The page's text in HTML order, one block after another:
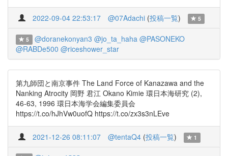
2022-09-04 22:53:17 @07Adachi (投稿一覧) 5
5 @doranekonyan3 @jo_ta_haha @PASONEKO
@RABDe500 @riceshower_star
第九師団と南京事件 The Land Force of Kanazawa and the
Nanking Atrocity 岡野 君江 Okano Kimie 環日本海研究 (2),
46-63, 1996 環日本海学会編集委員会
https://t.co/hJhVw0uofQ https://t.co/zx3s3nLEve
2021-12-26 08:11:07 @tentaQ4 (投稿一覧) 1